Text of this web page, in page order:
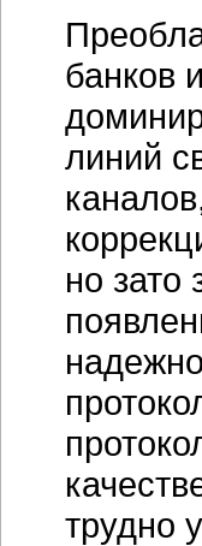
банков
линий
но
трудно